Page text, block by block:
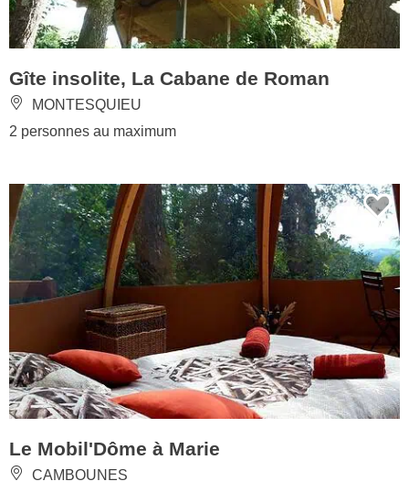
Gîte insolite, La Cabane de Roman
MONTESQUIEU
2 personnes au maximum
Le Mobil'Dôme à Marie
CAMBOUNES